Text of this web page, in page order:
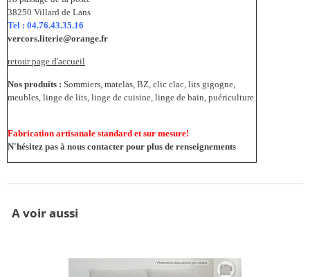
38250 Villard de Lans
Tel : 04.76.43.35.16
vercors.literie@orange.fr
retour page d'accueil
Nos produits : Sommiers, matelas, BZ, clic clac, lits gigogne,
meubles, linge de lits, linge de cuisine, linge de bain, puériculture.
Fabrication artisanale standard et sur mesure!
N'hésitez pas à nous contacter pour plus de renseignements
A voir aussi